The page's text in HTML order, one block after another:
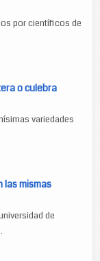
por científicos de
o culebra
variedades
las mismas
de